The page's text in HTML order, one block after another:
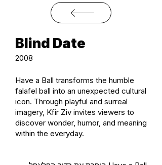
Blind Date
2008
Have a Ball transforms the humble
falafel ball into an unexpected cultural
icon. Through playful and surreal
imagery, Kfir Ziv invites viewers to
discover wonder, humor, and meaning
within the everyday.